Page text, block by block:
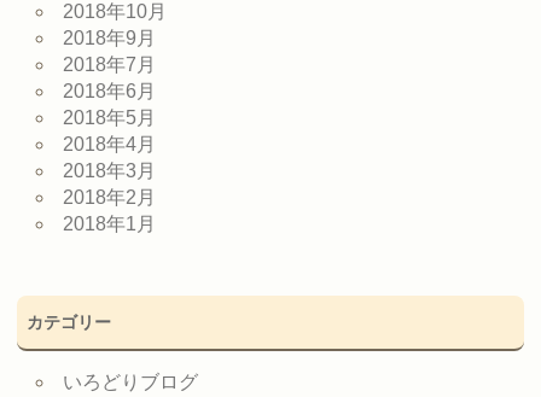
2018年10月
2018年9月
2018年7月
2018年6月
2018年5月
2018年4月
2018年3月
2018年2月
2018年1月
カテゴリー
いろどりブログ